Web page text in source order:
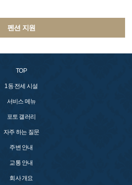
펜션 지원
TOP
1동 전세 시설
서비스 메뉴
포토 갤러리
자주 하는 질문
주변 안내
교통 안내
회사 개요